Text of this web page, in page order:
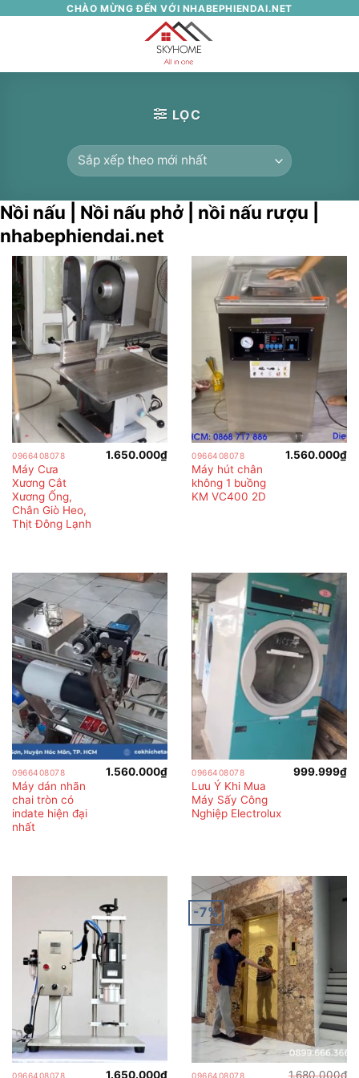
CHÀO MỪNG ĐẾN VỚI NHABEPHIENDAI.NET
LỌC
Nồi nấu | Nồi nấu phở | nồi nấu rượu |
nhabephiendai.net
0966408078
Máy Cưa
Xương Cắt
Xương Ống,
Chân Giò Heo,
Thịt Đông Lạnh
1.650.000₫ 0966408078
Máy hút chân
không 1 buồng
KM VC400 2D
1.560.000₫
0966408078
Máy dán nhãn
chai tròn có
indate hiện đại
nhất
1.560.000₫ 0966408078
Lưu Ý Khi Mua
Máy Sấy Công
Nghiệp Electrolux
999.999₫
0966408078 1.650.000₫
-7%
0966408078 1.680.000₫